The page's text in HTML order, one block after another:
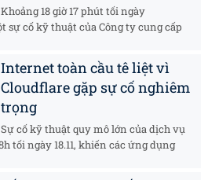
Khoảng 18 giờ 17 phút tối ngày
sự cố kỹ thuật của Công ty cung cấp
Internet toàn cầu tê liệt vì
Cloudflare gặp sự cố nghiêm
trọng
Sự cố kỹ thuật quy mô lớn của dịch vụ
tối ngày 18.11, khiến các ứng dụng